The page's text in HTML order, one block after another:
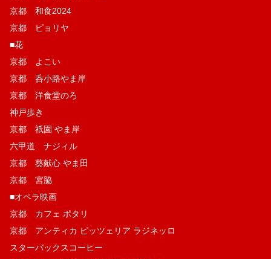
京都 和食2024
京都 ピョリヤ
■花
京都 よこい
京都 呑小路やま岸
京都 洋食堂のろ
神戸歩き
京都 祇園 やま岸
六甲道 ナジィル
京都 葵献心 やま田
京都 宮脇
■オペラ映画
京都 カフェ ポタリ
京都 アンティカ ピッツェリア ラジネッロ
スターバックスコーヒー